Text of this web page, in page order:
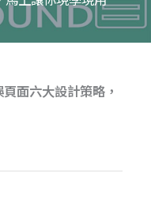
面六大設計策略，